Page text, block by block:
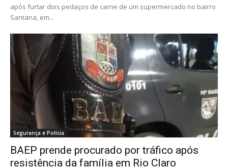
após furtar dois pedaços de carne de um supermercado no bairro
Santana, em...
Segurança e Polícia
BAEP prende procurado por tráfico após
resistência da família em Rio Claro